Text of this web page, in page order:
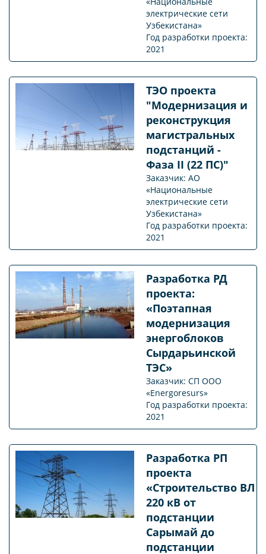
электрические сети
Узбекистана»
Год разработки проекта:
2021
ТЭО проекта
"Модернизация и
реконструкция
магистральных
подстанций -
Фаза II (22 ПС)"
Заказчик: АО
«Национальные
электрические сети
Узбекистана»
Год разработки проекта:
2021
Разработка РД
проекта:
«Поэтапная
модернизация
энергоблоков
Сырдарьинской
ТЭС»
Заказчик: СП ООО
«Energoresurs»
Год разработки проекта:
2021
Разработка РП
проекта
«Строительство ВЛ
220 кВ от
подстанции
Сарымай до
подстанции